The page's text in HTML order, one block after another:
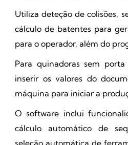
Utiliza deteção de colisões,
cálculo de batentes para
para o operador, além do
Para quinadoras sem
inserir os valores do
máquina para iniciar a
O software inclui
cálculo automático de
seleção automática de